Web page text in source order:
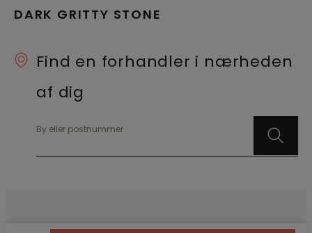
DARK GRITTY STONE
Find en forhandler i nærheden
af dig
By eller postnummer